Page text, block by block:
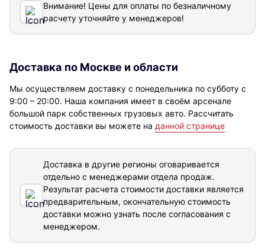
Внимание! Цены для оплаты по безналичному
расчету уточняйте у менеджеров!
Доставка по Москве и области
Мы осуществляем доставку с понедельника по субботу с
9:00 – 20:00. Наша компания имеет в своём арсенале
большой парк собственных грузовых авто. Рассчитать
стоимость доставки вы можете на данной странице
Доставка в другие регионы оговаривается
отдельно с менеджерами отдела продаж.
Результат расчета стоимости доставки является
предварительным, окончательную стоимость
доставки можно узнать после согласования с
менеджером.